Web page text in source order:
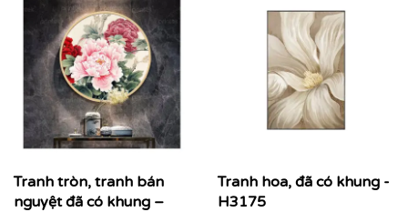
Tranh tròn, tranh bán
nguyệt đã có khung –
Tranh hoa, đã có khung -
H3175